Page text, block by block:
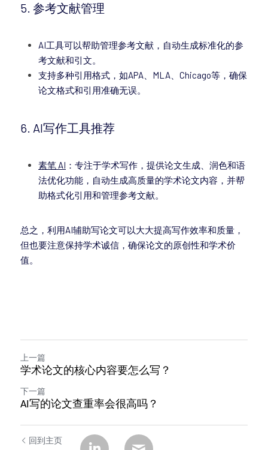
5. 参考文献管理
AI工具可以帮助管理参考文献，自动生成标准化的参
考文献和引文。
支持多种引用格式，如APA、MLA、Chicago等，确保
论文格式和引用准确无误。
6. AI写作工具推荐
素笔 AI ：专注于学术写作，提供论文生成、润色和语
法优化功能，自动生成高质量的学术论文内容，并帮
助格式化引用和管理参考文献。
总之，利用AI辅助写论文可以大大提高写作效率和质量，
但也要注意保持学术诚信，确保论文的原创性和学术价
值。
上一篇
学术论文的核心内容要怎么写？
下一篇
AI写的论文查重率会很高吗？
回到主页